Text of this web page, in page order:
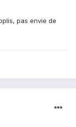
pas envie de